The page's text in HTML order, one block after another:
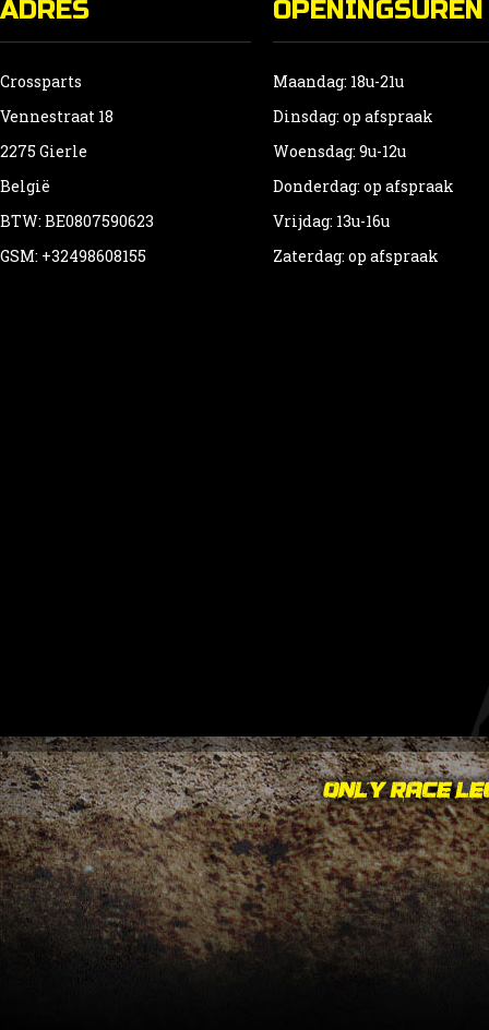
ADRES
Crossparts
Vennestraat 18
2275 Gierle
België
BTW: BE0807590623
GSM: +32498608155
OPENINGSUREN
Maandag: 18u-21u
Dinsdag: op afspraak
Woensdag: 9u-12u
Donderdag: op afspraak
Vrijdag: 13u-16u
Zaterdag: op afspraak